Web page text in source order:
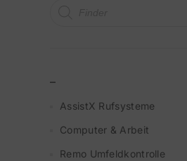
AssistX Rufsysteme
Computer & Arbeit
Remo Umfeldkontrolle